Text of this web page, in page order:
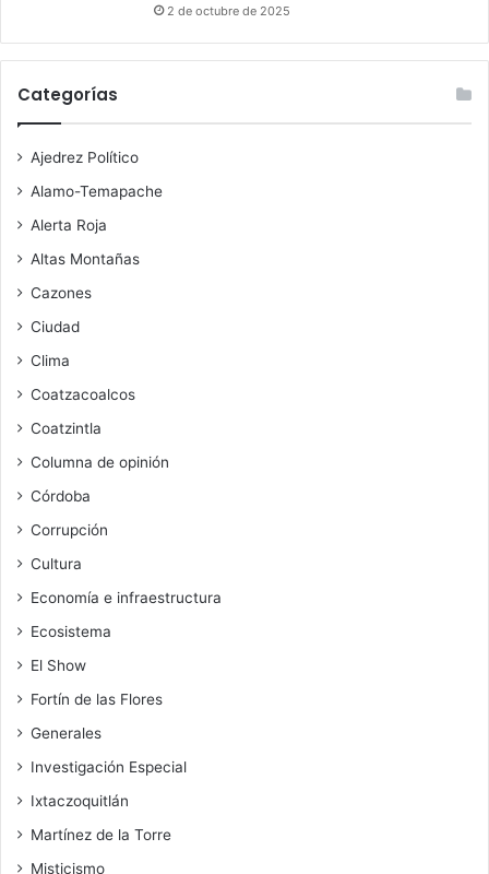
2 de octubre de 2025
Categorías
Ajedrez Político
Alamo-Temapache
Alerta Roja
Altas Montañas
Cazones
Ciudad
Clima
Coatzacoalcos
Coatzintla
Columna de opinión
Córdoba
Corrupción
Cultura
Economía e infraestructura
Ecosistema
El Show
Fortín de las Flores
Generales
Investigación Especial
Ixtaczoquitlán
Martínez de la Torre
Misticismo